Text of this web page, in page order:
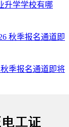
升学学校有哪
季报名通道即将